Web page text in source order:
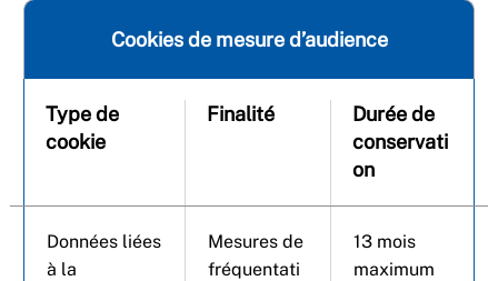
Cookies de mesure d’audience
Type de
cookie
Finalité
Durée de
conservati
on
Données liées
à la
Mesures de
fréquentati
13 mois
maximum